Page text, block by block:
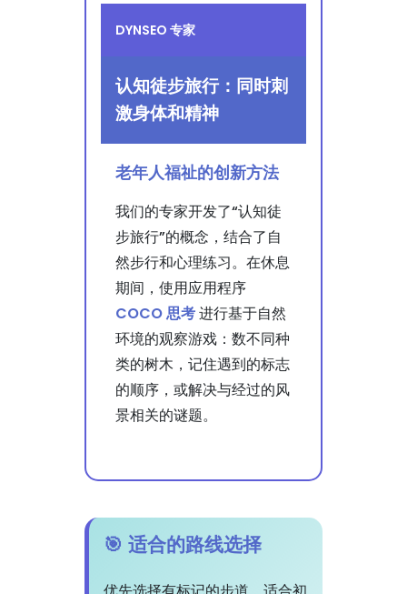
DYNSEO 专家
认知徒步旅行：同时刺
激身体和精神
老年人福祉的创新方法
我们的专家开发了“认知徒
步旅行”的概念，结合了自
然步行和心理练习。在休息
期间，使用应用程序
COCO 思考进行基于自然
环境的观察游戏：数不同种
类的树木，记住遇到的标志
的顺序，或解决与经过的风
景相关的谜题。
🎯 适合的路线选择